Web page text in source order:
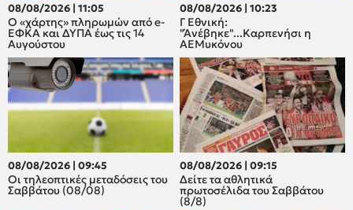
08/08/2026 | 11:05
Ο «χάρτης» πληρωμών από e-
ΕΦΚΑ και ΔΥΠΑ έως τις 14
Αυγούστου
08/08/2026 | 10:23
Γ Εθνική:
"Άνέβηκε"...Καρπενήσι η
ΑΕΜυκόνου
08/08/2026 | 09:45
Οι τηλεοπτικές μεταδόσεις του
Σαββάτου (08/08)
08/08/2026 | 09:15
Δείτε τα αθλητικά
πρωτοσέλιδα του Σαββάτου
(8/8)